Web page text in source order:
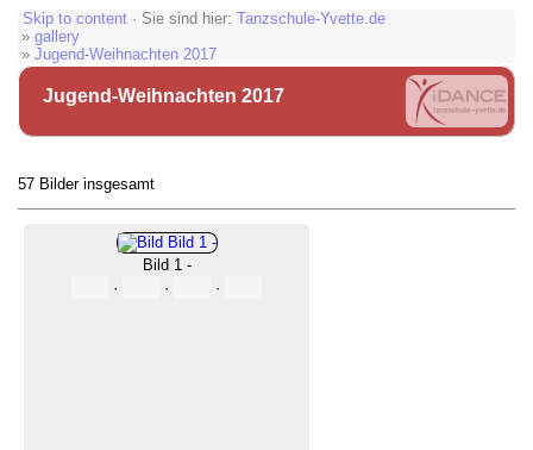
Skip to content · Sie sind hier: Tanzschule-Yvette.de
» gallery
» Jugend-Weihnachten 2017
Jugend-Weihnachten 2017
57 Bilder insgesamt
Bild 1 -
·
· ·